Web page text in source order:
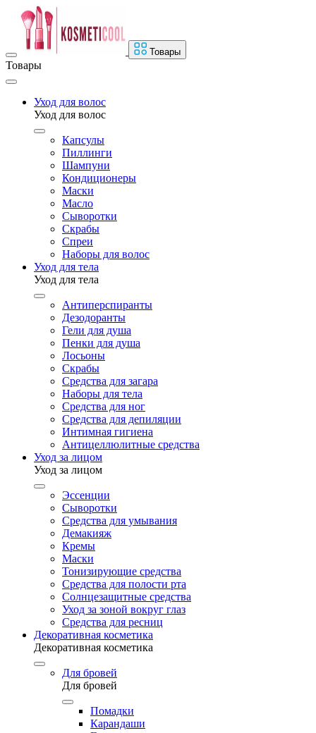
Товары
Товары
Уход для волос
Уход для волос
Капсулы
Пиллинги
Шампуни
Кондиционеры
Маски
Масло
Сыворотки
Скрабы
Спреи
Наборы для волос
Уход для тела
Уход для тела
Антиперспиранты
Дезодоранты
Гели для душа
Пенки для душа
Лосьоны
Скрабы
Средства для загара
Наборы для тела
Средства для ног
Средства для депиляции
Интимная гигиена
Антицеллюлитные средства
Уход за лицом
Уход за лицом
Эссенции
Сыворотки
Средства для умывания
Демакияж
Кремы
Маски
Тонизирующие средства
Средства для полости рта
Солнцезащитные средства
Уход за зоной вокруг глаз
Средства для ресниц
Декоративная косметика
Декоративная косметика
Для бровей
Для бровей
Помадки
Карандаши